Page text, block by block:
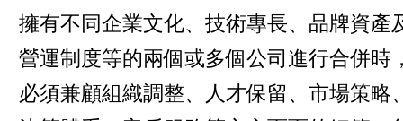
擁有不同企業文化、技術專長、品牌資產
營運制度等的兩個或多個公司進行合併時
必須兼顧組織調整、人才保留、市場策略